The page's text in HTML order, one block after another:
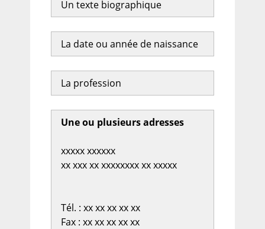
Un texte biographique
La date ou année de naissance
La profession
Une ou plusieurs adresses
xxxxx xxxxxx
xx xxx xx xxxxxxxx xx xxxxx
Tél. : xx xx xx xx xx
Fax : xx xx xx xx xx